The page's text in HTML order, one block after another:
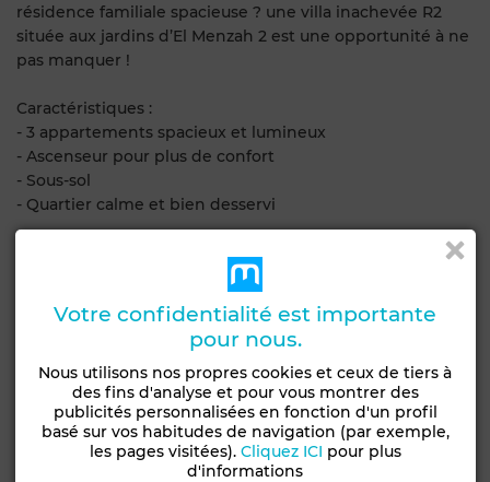
résidence familiale spacieuse ? une villa inachevée R2
située aux jardins d’El Menzah 2 est une opportunité à ne
pas manquer !
Caractéristiques :
- 3 appartements spacieux et lumineux
- Ascenseur pour plus de confort
- Sous-sol
- Quartier calme et bien desservi
** Proche des commodités : commerces, écoles,
** Prix attractif –
Caractéristiques générales
Type de bien
Villa
Surface de la parcelle
639 m²
Votre confidentialité est importante
pour nous.
Nous utilisons nos propres cookies et ceux de tiers à
des fins d'analyse et pour vous montrer des
publicités personnalisées en fonction d'un profil
basé sur vos habitudes de navigation (par exemple,
les pages visitées). Cliquez ICI pour plus
d'informations